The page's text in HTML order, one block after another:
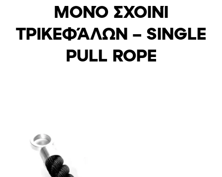
ΜΟΝΌ ΣΧΟΙΝΊ
ΤΡΙΚΕΦΆΛΩΝ – SINGLE
PULL ROPE